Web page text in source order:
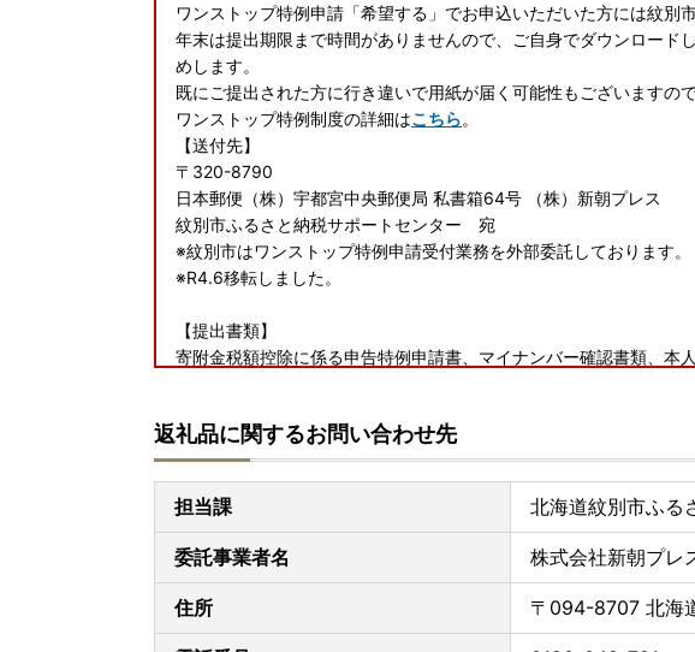
ワンストップ特例申請「希望する」でお申込いただいた方には紋別
年末は提出期限まで時間がありませんので、ご自身でダウンロード
めします。
既にご提出された方に行き違いで用紙が届く可能性もございますの
ワンストップ特例制度の詳細はこちら。
【送付先】
〒320-8790
日本郵便（株）宇都宮中央郵便局 私書箱64号 （株）新朝プレス
紋別市ふるさと納税サポートセンター 宛
※紋別市はワンストップ特例申請受付業務を外部委託しております。
※R4.6移転しました。
【提出書類】
寄附金税額控除に係る申告特例申請書、マイナンバー確認書類、本
[オンラインワンストップ申請をご利用ください！！]
マイナンバーカードをお持ちの方は「自治体マイページ」よりオン
書類の作成や郵送が不要。ぜひご利用ください。
返礼品に関するお問い合わせ先
担当課 北海道紋別市ふる
委託事業者名 株式会社新朝プレ
住所 〒094-8707 北海